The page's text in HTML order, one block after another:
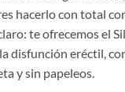
hacerlo con total
te ofrecemos el
disfunción eréctil,
y sin papeleos.